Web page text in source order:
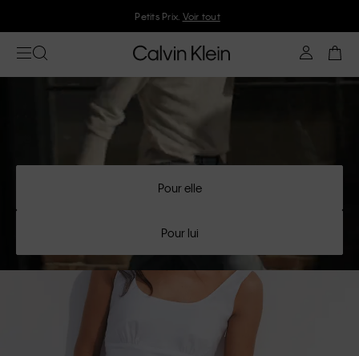
Rejoignez Calvin Klein et profitez de 10 % de réduction
Pour elle
Pour lui